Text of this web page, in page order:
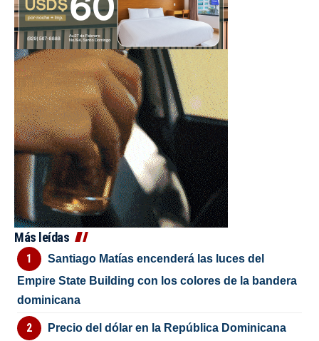
Más leídas
Santiago Matías encenderá las luces del
Empire State Building con los colores de la bandera
dominicana
Precio del dólar en la República Dominicana